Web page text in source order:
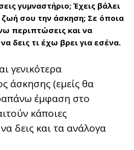
γυμναστήριο; Έχεις βάλει
ζωή σου την άσκηση; Σε όποια
περιπτώσεις και να
δεις τι έχω βρει για εσένα.
γενικότερα
άσκησης (εμείς θα
έμφαση στο
κάποιες
δεις και τα ανάλογα